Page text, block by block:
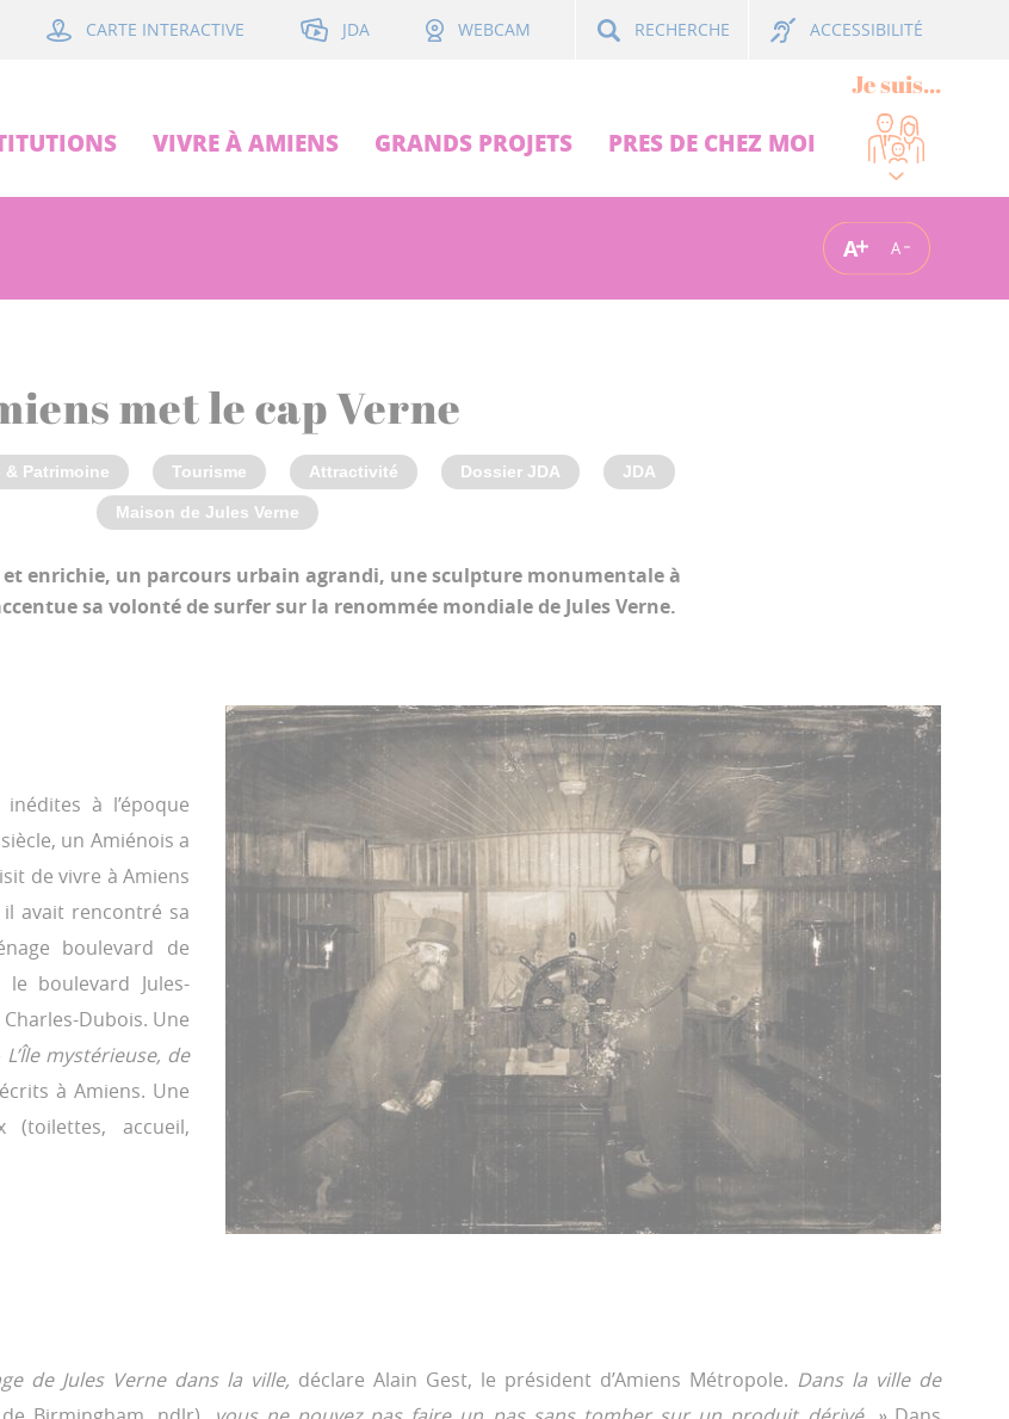
CARTE INTERACTIVE JDA WEBCAM RECHERCHE ACCESSIBILITÉ
VIVRE À AMIENS GRANDS PROJETS PRES DE CHEZ MOI
Je suis...
A A
met le cap Verne
& Patrimoine Tourisme Attractivité Dossier JDA JDA
Maison de Jules Verne
et enrichie, un parcours urbain agrandi, une sculpture monumentale à
sa volonté de surfer sur la renommée mondiale de Jules Verne.
à l’époque
un Amiénois a
de vivre à Amiens
il avait rencontré sa
boulevard de
boulevard Jules-
Dubois. Une
L’Île mystérieuse, de
à Amiens. Une
accueil,
de Jules Verne dans la ville, déclare Alain Gest, le président d’Amiens Métropole. Dans la ville de